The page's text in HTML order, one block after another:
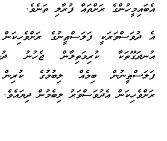
އެބައިމީހުންގެ ރަށްތައް ފުރާލި ތަނެވެ.
އެ ދުވަސްވަރަކީ ފަލަސްޠީނުގެ
އުނދަގޫތަކާ ކުރިމަތިލާން ޖެހުނު
ފަލަސްޠީނުން ބިމެއް ލިބުމުގެ
ރަށްވެހިކަން އެދުވަސްވަރު ލިބެމުން ދިޔައެވެ.